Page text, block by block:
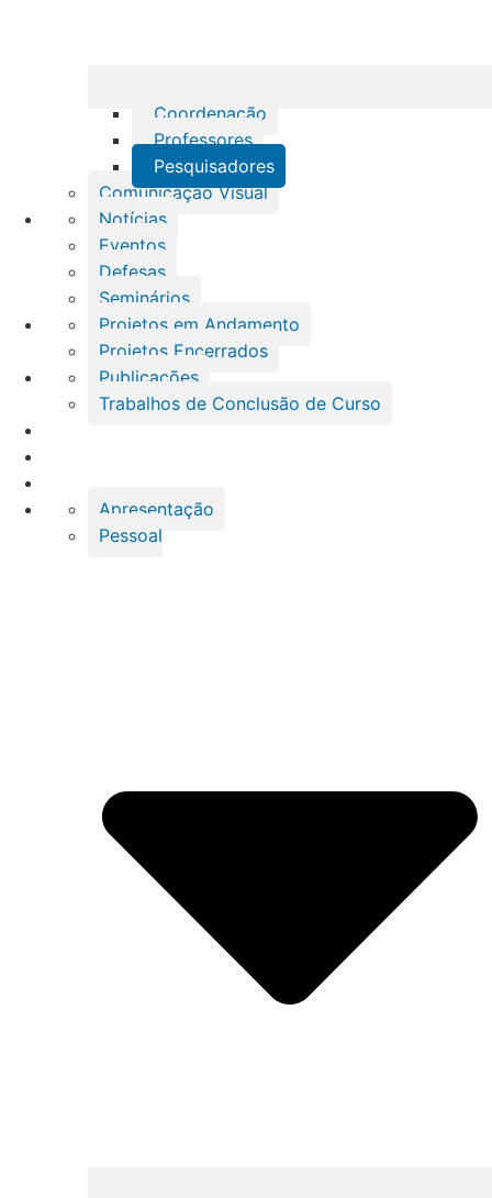
Coordenação
Professores
Pesquisadores
Comunicação Visual
Notícias
Eventos
Defesas
Seminários
Projetos em Andamento
Projetos Encerrados
Publicações
Trabalhos de Conclusão de Curso
Apresentação
Pessoal